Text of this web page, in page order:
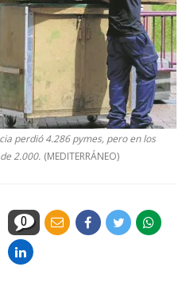
perdió 4.286 pymes, pero en los
2.000. (MEDITERRÁNEO)
0